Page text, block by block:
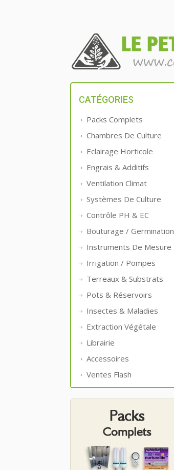
CATÉGORIES
Packs Complets
Chambres De Culture
Eclairage Horticole
Engrais & Additifs
Ventilation Climat
Systèmes De Culture
Contrôle PH & EC
Bouturage / Germination
Instruments De Mesure
Irrigation / Pompes
Terreaux & Substrats
Pots & Réservoirs
Insectes & Maladies
Extraction Végétale
Librairie
Accessoires
Ventes Flash